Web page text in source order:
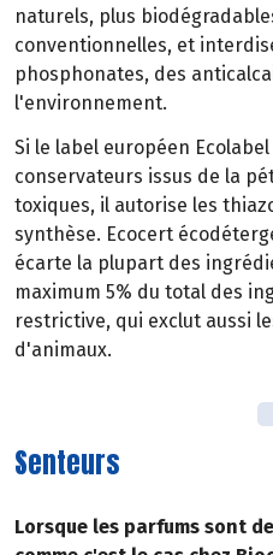
naturels, plus
conventionnelles, et
phosphonates, des
l'environnement.
Si le label européen
conservateurs issus de la
toxiques, il autorise les
synthèse. Ecocert
écarte la plupart des
maximum 5% du total des
restrictive, qui exclut aussi
d'animaux.
Senteurs
Lorsque les parfums sont